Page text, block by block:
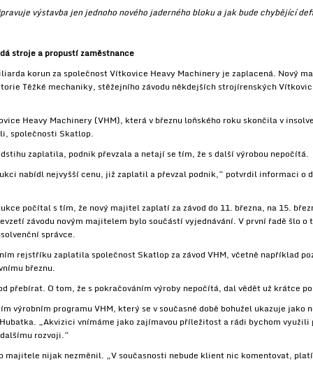
výstavba jen jednoho nového jaderného bloku a jak bude chybějící
stroje a propustí zaměstnance
korun za společnost Vítkovice Heavy Machinery je zaplacená. Nový
Těžké mechaniky, stěžejního závodu někdejších strojírenských
Heavy Machinery (VHM), která v březnu loňského roku skončila v
společnosti Skatlop.
zaplatila, podnik převzala a netají se tím, že s další výrobou nepočítá.
nabídl nejvyšší cenu, již zaplatil a převzal podnik,“ potvrdil informaci o
počítal s tím, že nový majitel zaplatí za závod do 11. března, na 15.
závodu novým majitelem bylo součástí vyjednávání. V první řadě šlo o
správce.
rejstříku zaplatila společnost Skatlop za závod VHM, včetně například
březnu.
přebírat. O tom, že s pokračováním výroby nepočítá, dal vědět už krátce
výrobním programu VHM, který se v současné době bohužel ukazuje
„Akvizici vnímáme jako zajímavou příležitost a rádi bychom
rozvoji.“
majitele nijak nezměnil. „V současnosti nebude klient nic komentovat,